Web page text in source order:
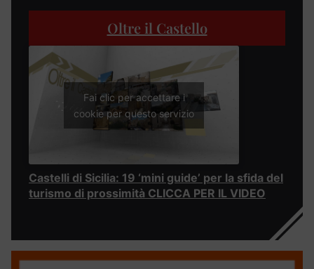
Oltre il Castello
Fai clic per accettare i
cookie per questo servizio
Castelli di Sicilia: 19 ‘mini guide’ per la sfida del
turismo di prossimità CLICCA PER IL VIDEO